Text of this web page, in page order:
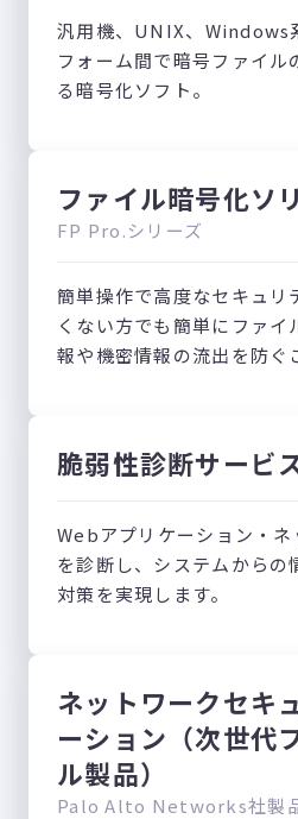
汎用機、UNIX、Windows
フォーム間で暗号ファイル
る暗号化ソフト。
ファイル暗号化ソ
FP Pro.シリーズ
簡単操作で高度なセキュリ
くない方でも簡単にファイ
報や機密情報の流出を防ぐ
脆弱性診断サービ
Webアプリケーション・
を診断し、システムからの
対策を実現します。
ネットワークセキ
ーション（次世代
ル製品）
Palo Alto Networks社製